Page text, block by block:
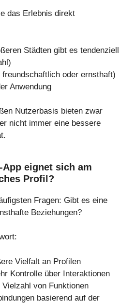
das Erlebnis direkt
Städten gibt es tendenziell
oder ernsthaft)
Anwendung
Nutzerbasis bieten zwar
nicht immer eine bessere
App eignet sich am
Profil?
Fragen: Gibt es eine
Beziehungen?
Vielfalt an Profilen
Kontrolle über Interaktionen
Vielzahl von Funktionen
basierend auf der